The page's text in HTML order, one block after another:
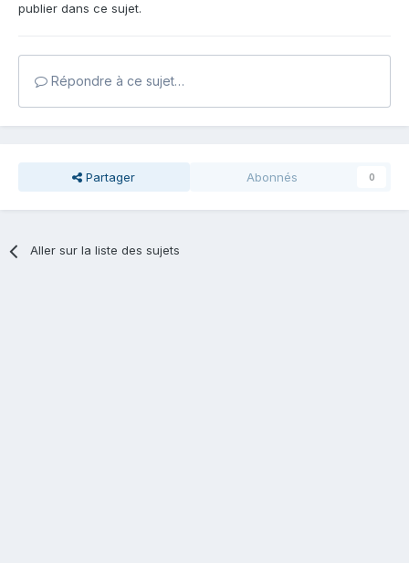
publier dans ce sujet.
Répondre à ce sujet…
Partager Abonnés 0
Aller sur la liste des sujets